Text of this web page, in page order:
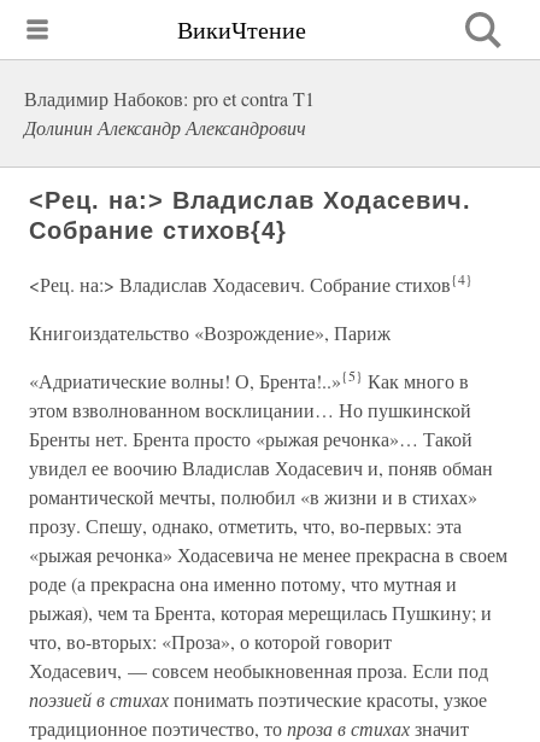
ВикиЧтение
Владимир Набоков: pro et contra T1
Долинин Александр Александрович
<Рец. на:> Владислав Ходасевич.
Собрание стихов{4}
<Рец. на:> Владислав Ходасевич. Собрание стихов{4}
Книгоиздательство «Возрождение», Париж
«Адриатические волны! О, Брента!..»{5} Как много в
этом взволнованном восклицании… Но пушкинской
Бренты нет. Брента просто «рыжая речонка»… Такой
увидел ее воочию Владислав Ходасевич и, поняв обман
романтической мечты, полюбил «в жизни и в стихах»
прозу. Спешу, однако, отметить, что, во-первых: эта
«рыжая речонка» Ходасевича не менее прекрасна в своем
роде (а прекрасна она именно потому, что мутная и
рыжая), чем та Брента, которая мерещилась Пушкину; и
что, во-вторых: «Проза», о которой говорит
Ходасевич, — совсем необыкновенная проза. Если под
поэзией в стихахпонимать поэтические красоты, узкое
традиционное поэтичество, топроза в стихахзначит